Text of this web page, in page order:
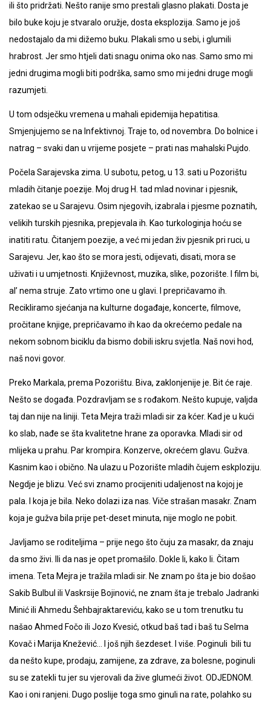
ili što pridržati. Nešto ranije smo prestali glasno plakati. Dosta je
bilo buke koju je stvaralo oružje, dosta eksplozija. Samo je još
nedostajalo da mi dižemo buku. Plakali smo u sebi, i glumili
hrabrost. Jer smo htjeli dati snagu onima oko nas. Samo smo mi
jedni drugima mogli biti podrška, samo smo mi jedni druge mogli
razumjeti.
U tom odsječku vremena u mahali epidemija hepatitisa.
Smjenjujemo se na Infektivnoj. Traje to, od novembra. Do bolnice i
natrag – svaki dan u vrijeme posjete – prati nas mahalski Pujdo.
Počela Sarajevska zima. U subotu, petog, u 13. sati u Pozorištu
mladih čitanje poezije. Moj drug H. tad mlad novinar i pjesnik,
zatekao se u Sarajevu. Osim njegovih, izabrala i pjesme poznatih,
velikih turskih pjesnika, prepjevala ih. Kao turkologinja hoću se
inatiti ratu. Čitanjem poezije, a već mi jedan živ pjesnik pri ruci, u
Sarajevu. Jer, kao što se mora jesti, odijevati, disati, mora se
uživati i u umjetnosti. Književnost, muzika, slike, pozorište. I film bi,
al’ nema struje. Zato vrtimo one u glavi. I prepričavamo ih.
Recikliramo sjećanja na kulturne događaje, koncerte, filmove,
pročitane knjige, prepričavamo ih kao da okrećemo pedale na
nekom sobnom biciklu da bismo dobili iskru svjetla. Naš novi hod,
naš novi govor.
Preko Markala, prema Pozorištu. Biva, zaklonjenije je. Bit će raje.
Nešto se događa. Pozdravljam se s rođakom. Nešto kupuje, valjda
taj dan nije na liniji. Teta Mejra traži mladi sir za kćer. Kad je u kući
ko slab, nađe se šta kvalitetne hrane za oporavka. Mladi sir od
mlijeka u prahu. Par krompira. Konzerve, okrećem glavu. Gužva.
Kasnim kao i obično. Na ulazu u Pozorište mladih čujem eskploziju.
Negdje je blizu. Već svi znamo procijeniti udaljenost na kojoj je
pala. I koja je bila. Neko dolazi iza nas. Viče strašan masakr. Znam
koja je gužva bila prije pet-deset minuta, nije moglo ne pobit.
Javljamo se roditeljima – prije nego što čuju za masakr, da znaju
da smo živi. Ili da nas je opet promašilo. Dokle li, kako li. Čitam
imena. Teta Mejra je tražila mladi sir. Ne znam po šta je bio došao
Sakib Bulbul ili Vaskrsije Bojinović, ne znam šta je trebalo Jadranki
Minić ili Ahmedu Šehbajraktareviću, kako se u tom trenutku tu
našao Ahmed Fočo ili Jozo Kvesić, otkud baš tad i baš tu Selma
Kovač i Marija Knežević… I još njih šezdeset. I više. Poginuli bili tu
da nešto kupe, prodaju, zamijene, za zdrave, za bolesne, poginuli
su se zatekli tu jer su vjerovali da žive glumeći život. ODJEDNOM.
Kao i oni ranjeni. Dugo poslije toga smo ginuli na rate, polahko su